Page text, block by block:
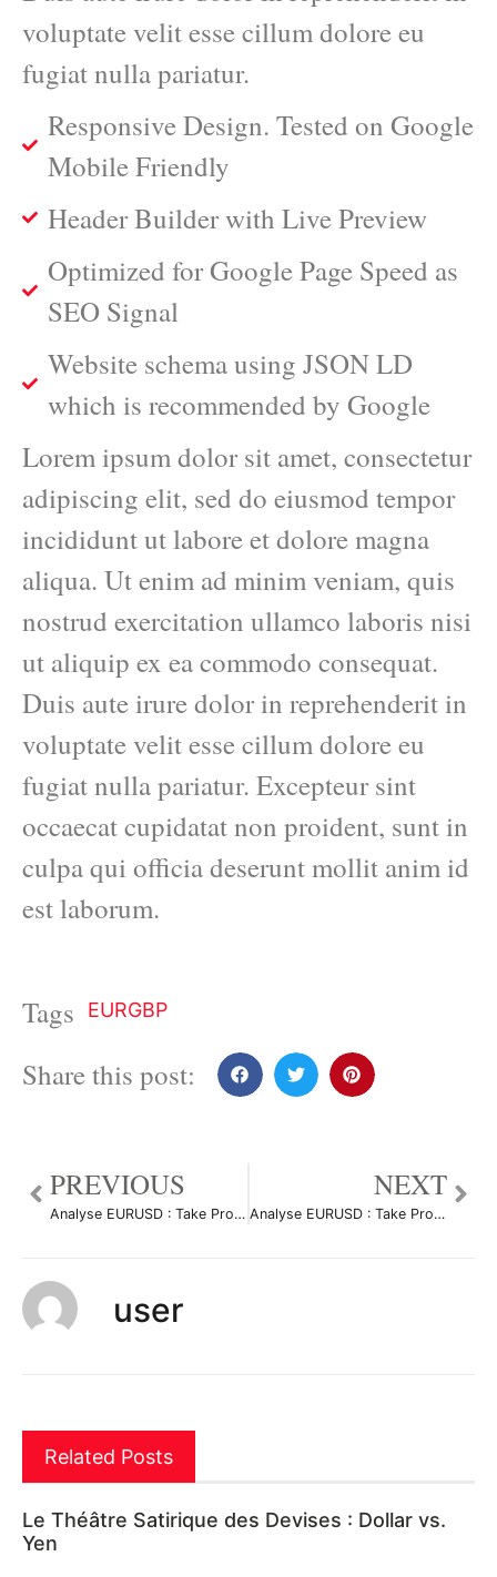
voluptate velit esse cillum dolore eu
fugiat nulla pariatur.
Responsive Design. Tested on Google
Mobile Friendly
Header Builder with Live Preview
Optimized for Google Page Speed as
SEO Signal
Website schema using JSON LD
which is recommended by Google
Lorem ipsum dolor sit amet, consectetur
adipiscing elit, sed do eiusmod tempor
incididunt ut labore et dolore magna
aliqua. Ut enim ad minim veniam, quis
nostrud exercitation ullamco laboris nisi
ut aliquip ex ea commodo consequat.
Duis aute irure dolor in reprehenderit in
voluptate velit esse cillum dolore eu
fugiat nulla pariatur. Excepteur sint
occaecat cupidatat non proident, sunt in
culpa qui officia deserunt mollit anim id
est laborum.
Tags EURGBP
Share this post:
PREVIOUS
Analyse EURUSD : Take Profit done par Hmz_DON
NEXT
Analyse EURUSD : Take Profit done
user
Related Posts
Le Théâtre Satirique des Devises : Dollar vs.
Yen